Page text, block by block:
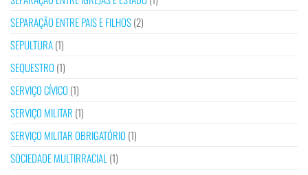
SEPARAÇÃO ENTRE PAIS E FILHOS(2)
SEPULTURA(1)
SEQUESTRO (1)
SERVIÇO CÍVICO (1)
SERVIÇO MILITAR (1)
SERVIÇO MILITAR OBRIGATÓRIO (1)
SOCIEDADE MULTIRRACIAL (1)